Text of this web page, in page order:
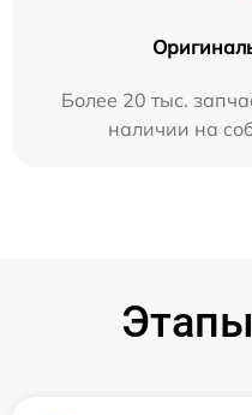
Более 20 тыс.
наличии на